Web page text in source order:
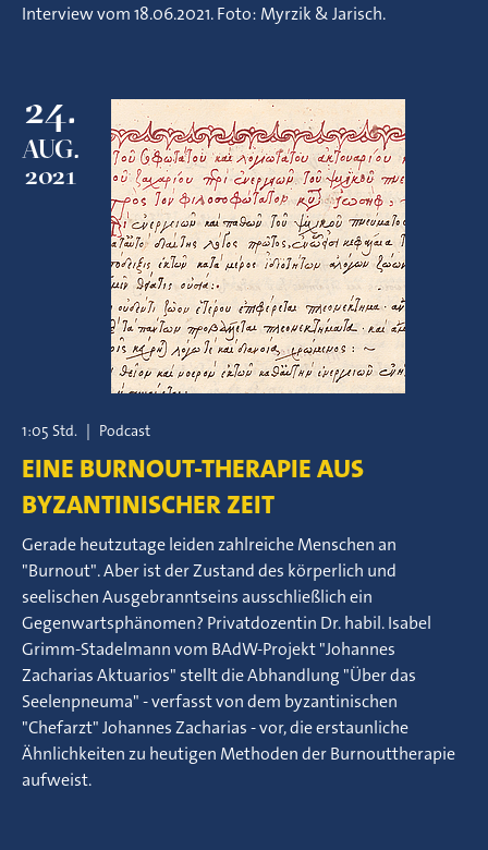
Interview vom 18.06.2021. Foto: Myrzik & Jarisch.
24.
AUG.
2021
1:05 Std. | Podcast
EINE BURNOUT-THERAPIE AUS
BYZANTINISCHER ZEIT
Gerade heutzutage leiden zahlreiche Menschen an
"Burnout". Aber ist der Zustand des körperlich und
seelischen Ausgebranntseins ausschließlich ein
Gegenwartsphänomen? Privatdozentin Dr. habil. Isabel
Grimm-Stadelmann vom BAdW-Projekt "Johannes
Zacharias Aktuarios" stellt die Abhandlung "Über das
Seelenpneuma" - verfasst von dem byzantinischen
"Chefarzt" Johannes Zacharias - vor, die erstaunliche
Ähnlichkeiten zu heutigen Methoden der Burnouttherapie
aufweist.